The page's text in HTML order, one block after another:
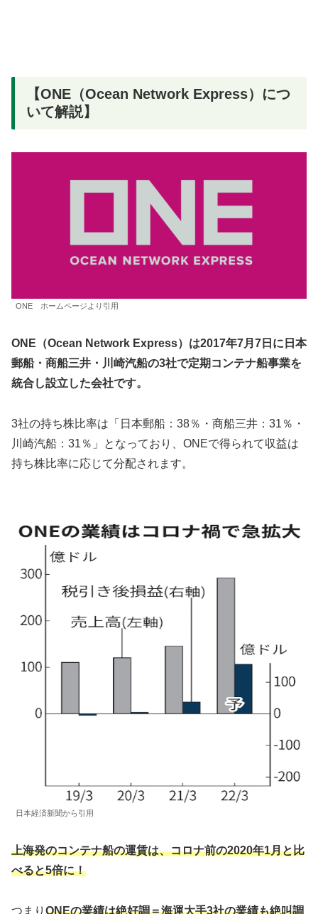
【ONE（Ocean Network Express）につ
いて解説】
ONE ホームページより引用
ONE（Ocean Network Express）は2017年7月7日に日本
郵船・商船三井・川崎汽船の3社で定期コンテナ船事業を
統合し設立した会社です。
3社の持ち株比率は「日本郵船：38％・商船三井：31％・
川崎汽船：31％」となっており、ONEで得られて収益は
持ち株比率に応じて分配されます。
日本経済新聞から引用
上海発のコンテナ船の運賃は、コロナ前の2020年1月と比
べると5倍に！
つまり ONEの業績は絶好調＝海運大手3社の業績も絶叫調